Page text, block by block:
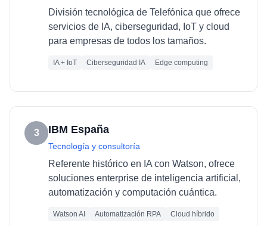
División tecnológica de Telefónica que ofrece
servicios de IA, ciberseguridad, IoT y cloud
para empresas de todos los tamaños.
IA + IoT Ciberseguridad IA Edge computing
3 IBM España
Tecnología y consultoría
Referente histórico en IA con Watson, ofrece
soluciones enterprise de inteligencia artificial,
automatización y computación cuántica.
Watson AI Automatización RPA Cloud híbrido